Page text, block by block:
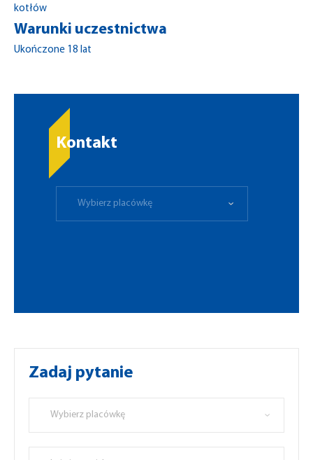
kotłów
Warunki uczestnictwa
Ukończone 18 lat
Kontakt
Wybierz placówkę
Zadaj pytanie
Wybierz placówkę